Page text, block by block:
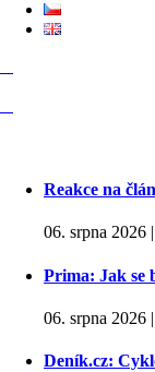
Reakce na
06. srpna 2026
Prima: Jak se
06. srpna 2026
Deník.cz: